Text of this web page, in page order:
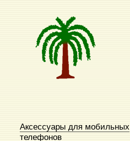
Аксессуары для мобильных
телефонов